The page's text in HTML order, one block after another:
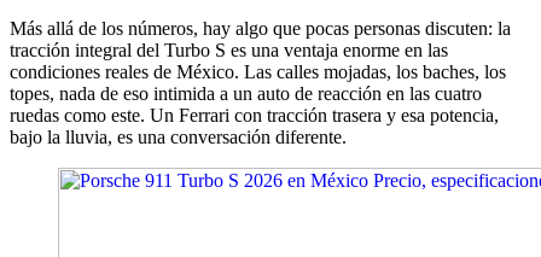
Más allá de los números, hay algo que pocas personas discuten: la
tracción integral del Turbo S es una ventaja enorme en las
condiciones reales de México. Las calles mojadas, los baches, los
topes, nada de eso intimida a un auto de reacción en las cuatro
ruedas como este. Un Ferrari con tracción trasera y esa potencia,
bajo la lluvia, es una conversación diferente.